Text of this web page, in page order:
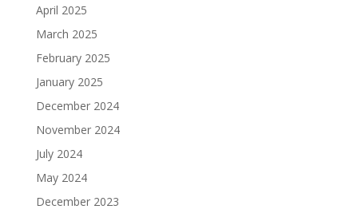
April 2025
March 2025
February 2025
January 2025
December 2024
November 2024
July 2024
May 2024
December 2023